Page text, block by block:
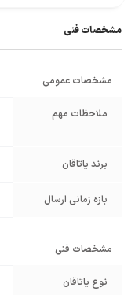
مشخصات فنی
مشخصات عمومی
ملاحظات مهم
برند یاتاقان
بازه زمانی ارسال
مشخصات فنی
نوع یاتاقان